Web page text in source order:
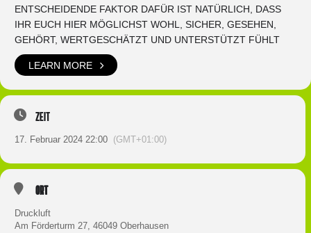
ENTSCHEIDENDE FAKTOR DAFÜR IST NATÜRLICH, DASS
IHR EUCH HIER MÖGLICHST WOHL, SICHER, GESEHEN,
GEHÖRT, WERTGESCHÄTZT UND UNTERSTÜTZT FÜHLT
LEARN MORE
Zeit
17. Februar 2024 22:00 (GMT+01:00)
Ort
Druckluft
Am Förderturm 27, 46049 Oberhausen